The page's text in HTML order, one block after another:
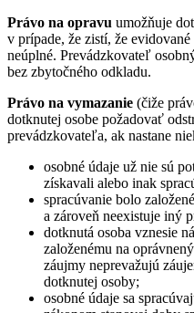
Právo na opravu umožňuje
v prípade, že zistí, že evidované
neúplné. Prevádzkovateľ
bez zbytočného odkladu.
Právo na vymazanie (čiže
dotknutej osobe požadovať
prevádzkovateľa, ak nastane
osobné údaje už nie sú
získavali alebo inak
spracúvanie bolo
a zároveň neexistuje iný
dotknutá osoba vznesie
založenému na
záujmy neprevažujú
dotknutej osoby;
osobné údaje sa